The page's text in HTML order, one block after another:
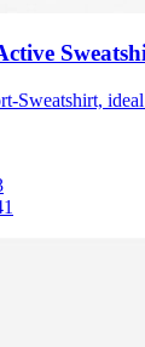
Sweatshirt,